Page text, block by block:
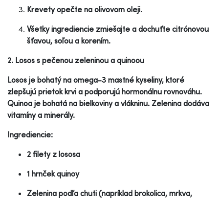
Krevety opečte na olivovom oleji.
Všetky ingrediencie zmiešajte a dochuťte citrónovou
šťavou, soľou a korením.
2. Losos s pečenou zeleninou a quinoou
Losos je bohatý na omega-3 mastné kyseliny, ktoré
zlepšujú prietok krvi a podporujú hormonálnu rovnováhu.
Quinoa je bohatá na bielkoviny a vlákninu. Zelenina dodáva
vitamíny a minerály.
Ingrediencie:
2 filety z lososa
1 hrnček quinoy
Zelenina podľa chuti (napríklad brokolica, mrkva,